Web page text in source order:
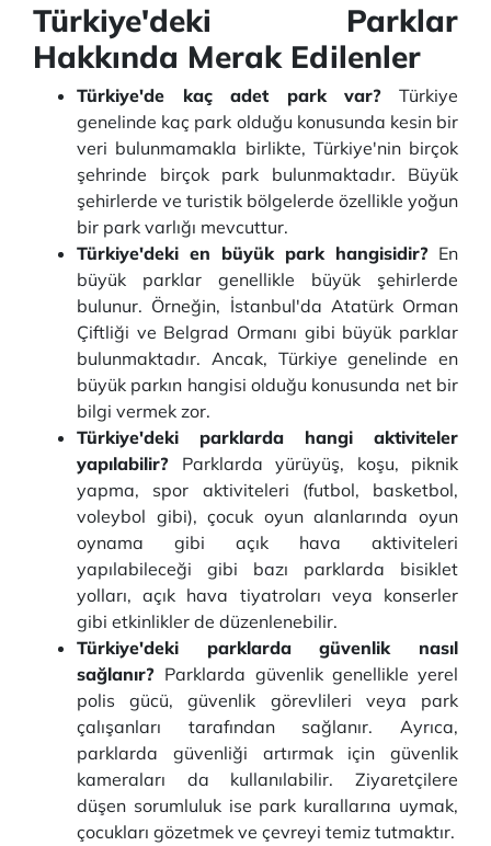
Türkiye'deki Parklar
Hakkında Merak Edilenler
Türkiye'de kaç adet park var? Türkiye
genelinde kaç park olduğu konusunda kesin bir
veri bulunmamakla birlikte, Türkiye'nin birçok
şehrinde birçok park bulunmaktadır. Büyük
şehirlerde ve turistik bölgelerde özellikle yoğun
bir park varlığı mevcuttur.
Türkiye'deki en büyük park hangisidir? En
büyük parklar genellikle büyük şehirlerde
bulunur. Örneğin, İstanbul'da Atatürk Orman
Çiftliği ve Belgrad Ormanı gibi büyük parklar
bulunmaktadır. Ancak, Türkiye genelinde en
büyük parkın hangisi olduğu konusunda net bir
bilgi vermek zor.
Türkiye'deki parklarda hangi aktiviteler
yapılabilir? Parklarda yürüyüş, koşu, piknik
yapma, spor aktiviteleri (futbol, basketbol,
voleybol gibi), çocuk oyun alanlarında oyun
oynama gibi açık hava aktiviteleri
yapılabileceği gibi bazı parklarda bisiklet
yolları, açık hava tiyatroları veya konserler
gibi etkinlikler de düzenlenebilir.
Türkiye'deki parklarda güvenlik nasıl
sağlanır? Parklarda güvenlik genellikle yerel
polis gücü, güvenlik görevlileri veya park
çalışanları tarafından sağlanır. Ayrıca,
parklarda güvenliği artırmak için güvenlik
kameraları da kullanılabilir. Ziyaretçilere
düşen sorumluluk ise park kurallarına uymak,
çocukları gözetmek ve çevreyi temiz tutmaktır.